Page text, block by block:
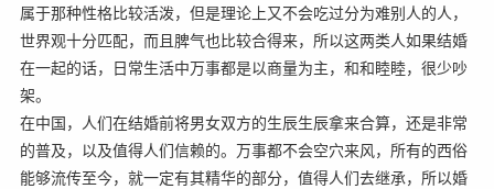
属于那种性格比较活泼，但是理论上又不会吃过分为难别人的人，
世界观十分匹配，而且脾气也比较合得来，所以这两类人如果结婚
在一起的话，日常生活中万事都是以商量为主，和和睦睦，很少吵
架。
在中国，人们在结婚前将男女双方的生辰生辰拿来合算，还是非常
的普及，以及值得人们信赖的。万事都不会空穴来风，所有的西俗
能够流传至今，就一定有其精华的部分，值得人们去继承，所以婚